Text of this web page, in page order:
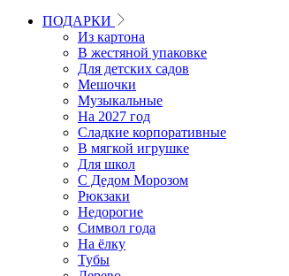
ПОДАРКИ
Из картона
В жестяной упаковке
Для детских садов
Мешочки
Музыкальные
На 2027 год
Сладкие корпоративные
В мягкой игрушке
Для школ
С Дедом Морозом
Рюкзаки
Недорогие
Символ года
На ёлку
Тубы